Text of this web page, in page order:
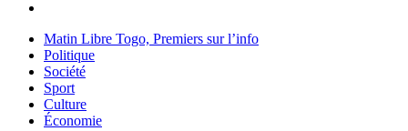
Matin Libre Togo, Premiers sur l’info
Politique
Société
Sport
Culture
Économie